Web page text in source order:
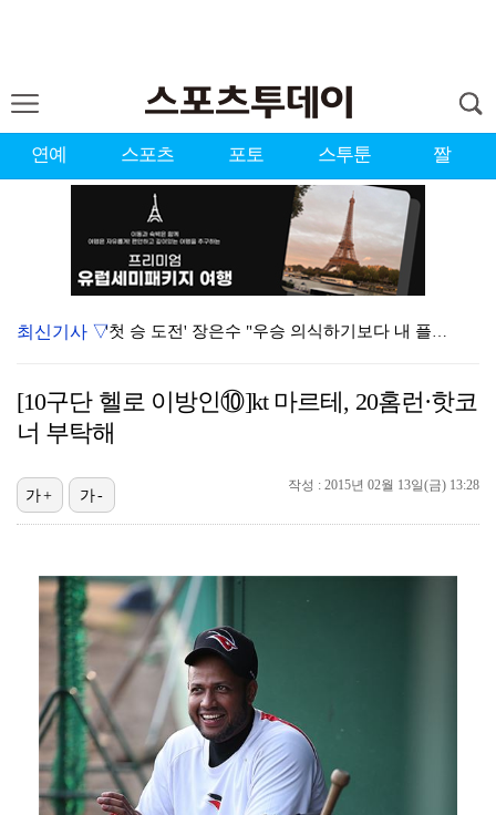
연예 스포츠 포토 스투툰 짤
'첫 승 도전' 장은수 "우승 의식하기보다 내 플레이에…
에스파, 고척돔 입성…공연 시작 40분 만에 첫 인사 …
에스파 고척돔 공연에 반가운 얼굴…아이들 미연·트와이스…
'리그 2연패 정조준' 아스널, 뉴캐슬서 기마랑이스 영…
[ST포토] 이강인, 환하게 웃으며
최신기사 ▽
[10구단 헬로 이방인⑩]kt 마르테, 20홈런·핫코
너 부탁해
작성 : 2015년 02월 13일(금) 13:28
가+ 가-